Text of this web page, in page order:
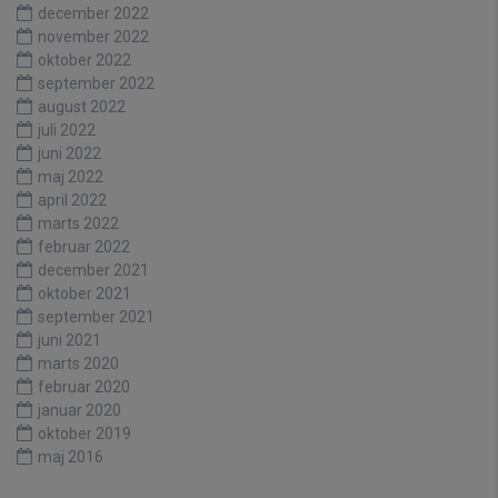
december 2022
november 2022
oktober 2022
september 2022
august 2022
juli 2022
juni 2022
maj 2022
april 2022
marts 2022
februar 2022
december 2021
oktober 2021
september 2021
juni 2021
marts 2020
februar 2020
januar 2020
oktober 2019
maj 2016